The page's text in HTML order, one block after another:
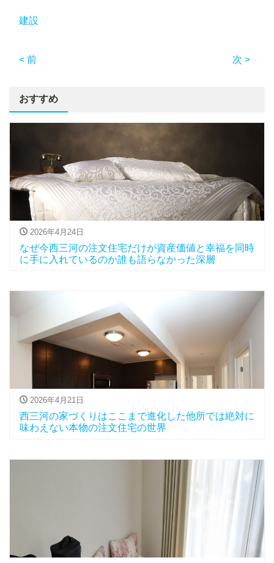
建設
< 前 次 >
おすすめ
2026年4月24日
なぜ今西三河の注文住宅だけが資産価値と幸福を同時
に手に入れているのか誰も語らなかった深層
2026年4月21日
西三河の家づくりはここまで進化した他所では絶対に
味わえない本物の注文住宅の世界